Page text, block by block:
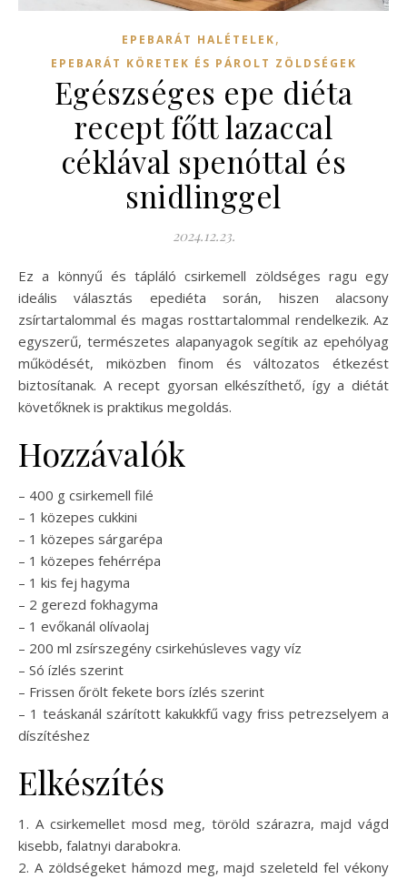
EPEBARÁT HALÉTELEK,
EPEBARÁT KÖRETEK ÉS PÁROLT ZÖLDSÉGEK
Egészséges epe diéta
recept főtt lazaccal
céklával spenóttal és
snidlinggel
2024.12.23.
Ez a könnyű és tápláló csirkemell zöldséges ragu egy
ideális választás epediéta során, hiszen alacsony
zsírtartalommal és magas rosttartalommal rendelkezik. Az
egyszerű, természetes alapanyagok segítik az epehólyag
működését, miközben finom és változatos étkezést
biztosítanak. A recept gyorsan elkészíthető, így a diétát
követőknek is praktikus megoldás.
Hozzávalók
– 400 g csirkemell filé
– 1 közepes cukkini
– 1 közepes sárgarépa
– 1 közepes fehérrépa
– 1 kis fej hagyma
– 2 gerezd fokhagyma
– 1 evőkanál olívaolaj
– 200 ml zsírszegény csirkehúsleves vagy víz
– Só ízlés szerint
– Frissen őrölt fekete bors ízlés szerint
– 1 teáskanál szárított kakukkfű vagy friss petrezselyem a
díszítéshez
Elkészítés
1. A csirkemellet mosd meg, töröld szárazra, majd vágd
kisebb, falatnyi darabokra.
2. A zöldségeket hámozd meg, majd szeleteld fel vékony